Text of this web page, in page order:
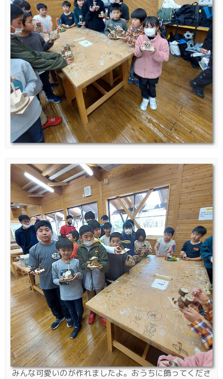
みんな可愛いのが作れましたよ。おうちに飾ってくださ